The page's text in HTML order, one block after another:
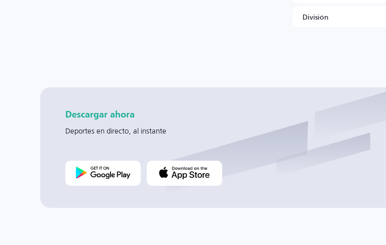
División
Descargar ahora
Deportes en directo, al instante